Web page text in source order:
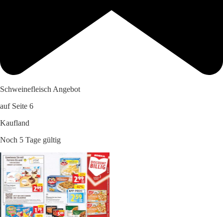
Schweinefleisch Angebot
auf Seite 6
Kaufland
Noch 5 Tage gültig